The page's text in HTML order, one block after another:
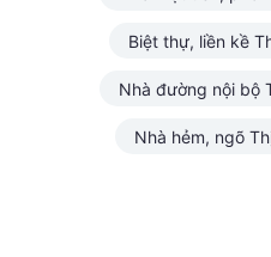
Biệt thự, liền kề
Nhà đường nội bộ
Nhà hẻm, ngõ